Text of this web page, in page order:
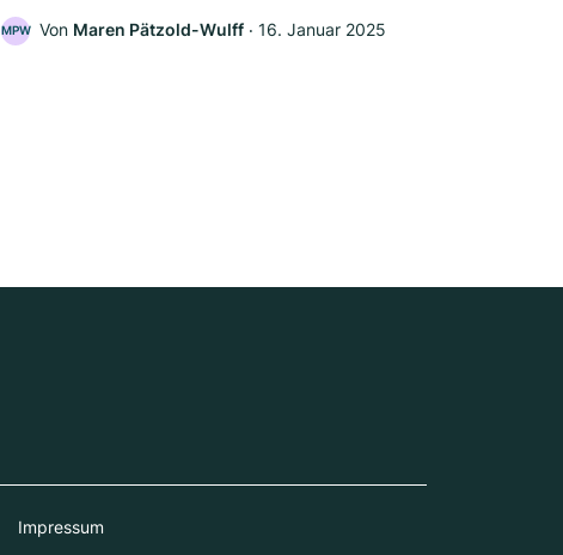
MPW Von Maren Pätzold-Wulff ‧ 16. Januar 2025
Impressum